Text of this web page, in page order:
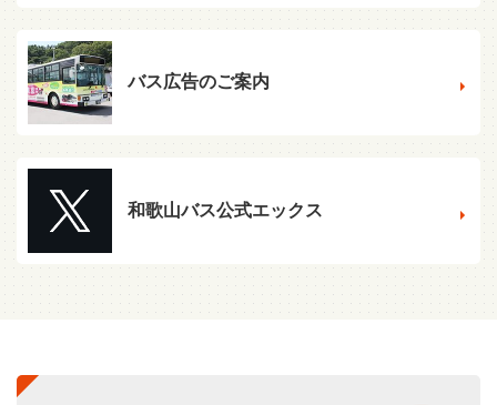
バス広告のご案内
和歌山バス公式エックス